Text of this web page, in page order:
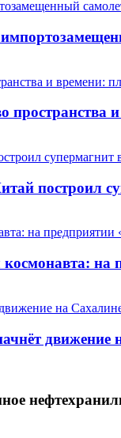
пространства
построил
движение